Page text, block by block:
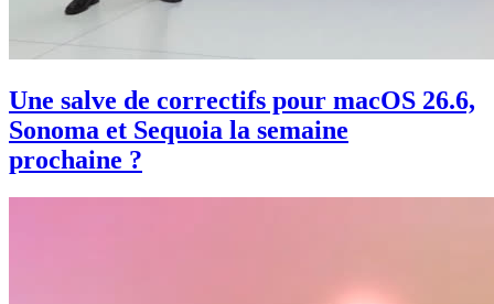
Une salve de correctifs pour macOS 26.6,
Sonoma et Sequoia la semaine
prochaine ?